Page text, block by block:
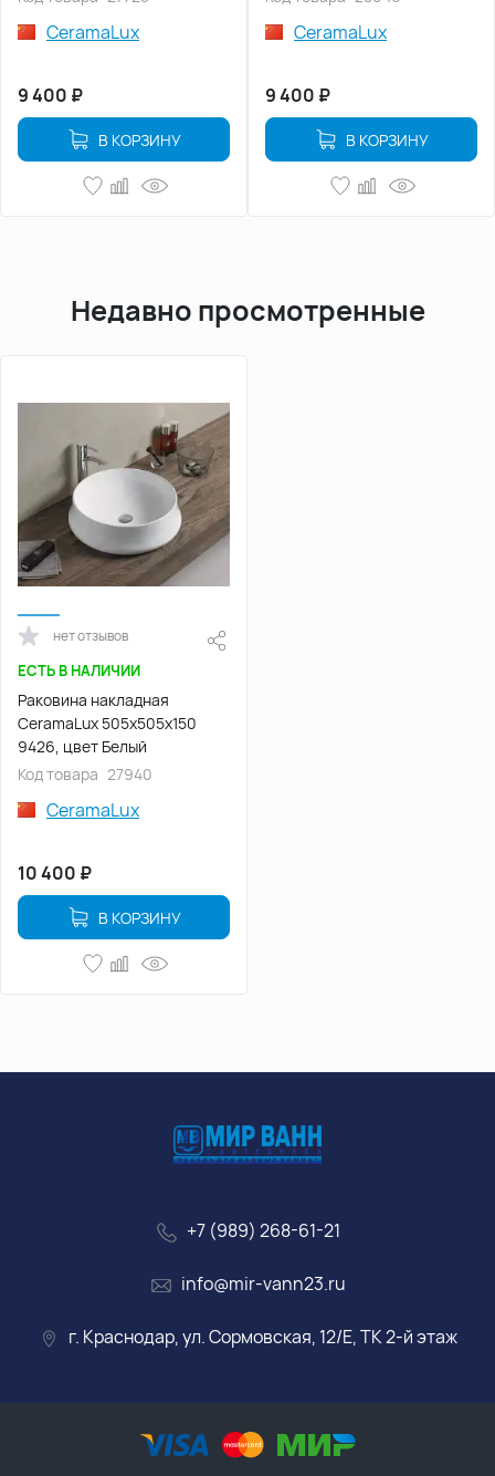
CeramaLux
9 400 ₽
В КОРЗИНУ
CeramaLux
9 400 ₽
В КОРЗИНУ
Недавно просмотренные
нет отзывов
ЕСТЬ В НАЛИЧИИ
Раковина накладная
CeramaLux 505х505х150
9426, цвет Белый
Код товара 27940
CeramaLux
10 400 ₽
В КОРЗИНУ
+7 (989) 268-61-21
info@mir-vann23.ru
г. Краснодар, ул. Сормовская, 12/Е, ТК 2-й этаж